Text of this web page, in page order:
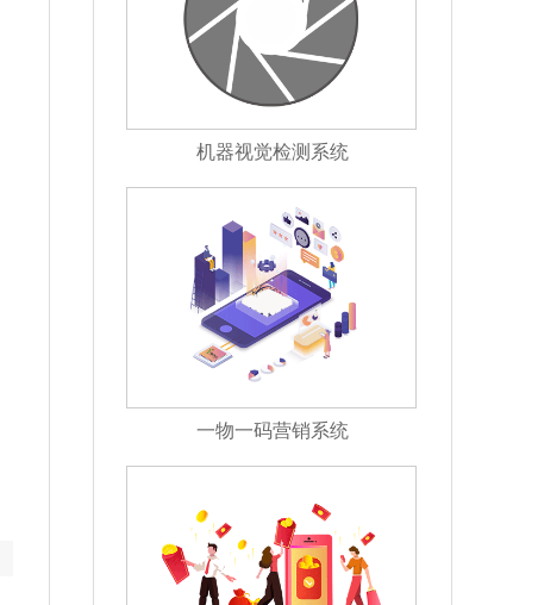
机器视觉检测系统
一物一码营销系统